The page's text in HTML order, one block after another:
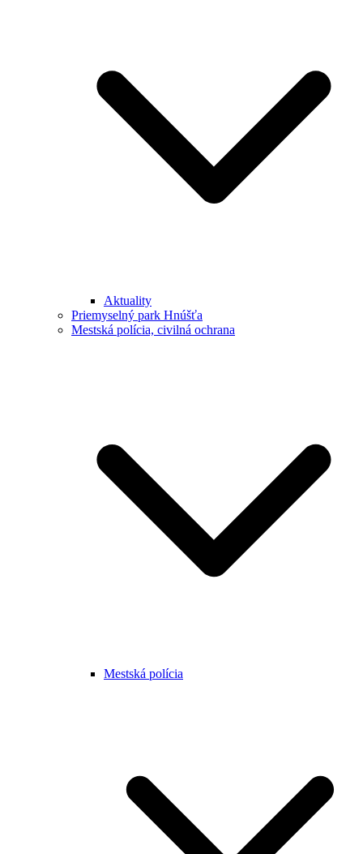
Aktuality
Priemyselný park Hnúšťa
Mestská polícia, civilná ochrana
Mestská polícia